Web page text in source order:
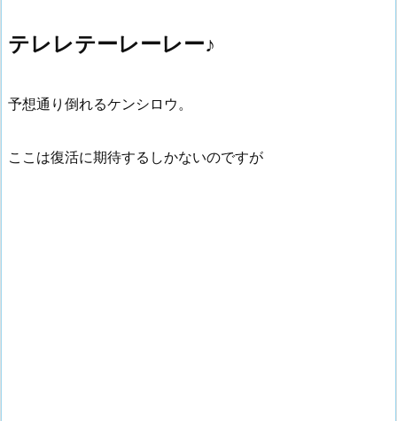
テレレテーレーレー♪
予想通り倒れるケンシロウ。
ここは復活に期待するしかないのですが